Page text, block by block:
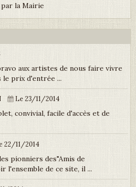
la Mairie
aux artistes de nous faire vivre
le prix d'entrée ...
Le 23/11/2014
convivial, facile d'accès et de
22/11/2014
pionniers des"Amis de
l'ensemble de ce site, il ...